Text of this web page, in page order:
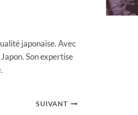
japonaise. Avec
Son expertise
SUIVANT